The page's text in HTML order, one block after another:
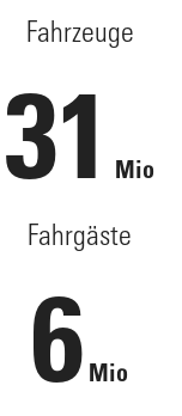
Fahrzeuge
31 Mio
Fahrgäste
6 Mio